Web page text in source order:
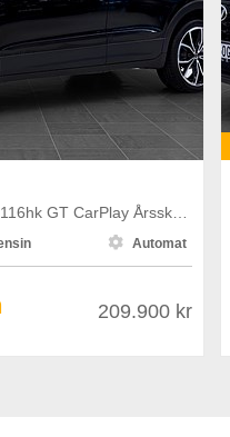
Volkswagen T-Cross 1.0 TSI 116hk GT CarPlay Årsskatt 1108kr
 Automat
209.900 kr